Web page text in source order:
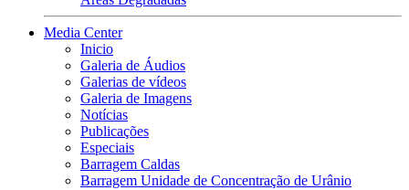
Media Center
Inicio
Galeria de Áudios
Galerias de vídeos
Galeria de Imagens
Notícias
Publicações
Especiais
Barragem Caldas
Barragem Unidade de Concentração de Urânio